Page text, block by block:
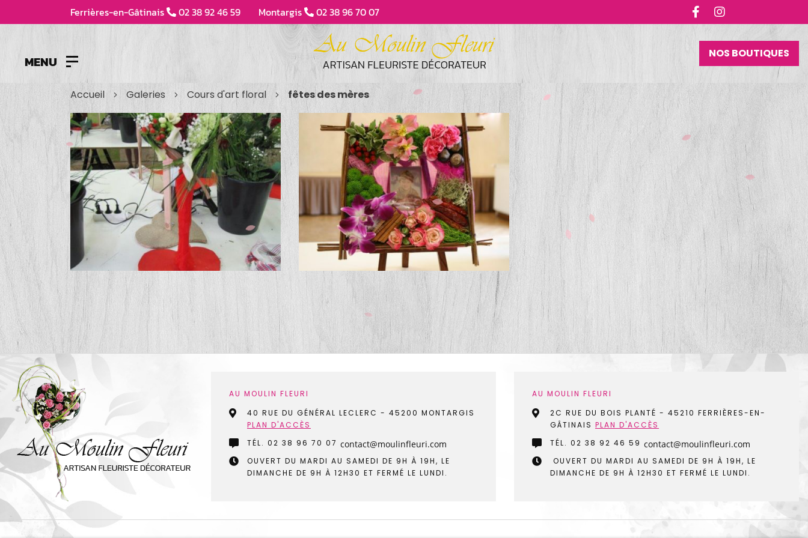
Ferrières-en-Gâtinais 02 38 92 46 59 Montargis 02 38 96 70 07
MENU NOS BOUTIQUES
Accueil Galeries Cours d'art floral fêtes des mères
AU MOULIN FLEURI
40 RUE DU GÉNÉRAL LECLERC - 45200 MONTARGIS
PLAN D'ACCÈS
TÉL. 02 38 96 70 07
OUVERT DU MARDI AU SAMEDI DE 9H À 19H, LE
DIMANCHE DE 9H À 12H30 ET FERMÉ LE LUNDI.
AU MOULIN FLEURI
2C RUE DU BOIS PLANTÉ - 45210 FERRIÈRES-EN-
GÂTINAIS PLAN D'ACCÈS
TÉL. 02 38 92 46 59
OUVERT DU MARDI AU SAMEDI DE 9H À 19H, LE
DIMANCHE DE 9H À 12H30 ET FERMÉ LE LUNDI.